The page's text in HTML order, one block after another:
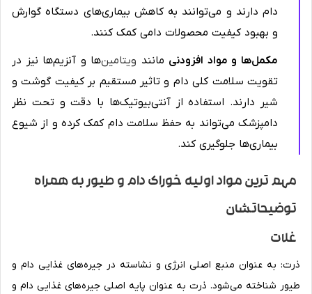
دام دارند و می‌توانند به کاهش بیماری‌های دستگاه گوارش
و بهبود کیفیت محصولات دامی کمک کنند.
مکمل‌ها و مواد افزودنی مانند ویتامین‌ها و آنزیم‌ها نیز در
تقویت سلامت کلی دام و تاثیر مستقیم بر کیفیت گوشت و
شیر دارند. استفاده از آنتی‌بیوتیک‌ها با دقت و تحت نظر
دامپزشک می‌تواند به حفظ سلامت دام کمک کرده و از شیوع
بیماری‌ها جلوگیری کند.
مهم ترین مواد اولیه خوراک دام و طیور به همراه
توضیحاتشان
غلات
ذرت: به عنوان منبع اصلی انرژی و نشاسته در جیره‌های غذایی دام و
طیور شناخته می‌شود. ذرت به عنوان پایه اصلی جیره‌های غذایی دام و